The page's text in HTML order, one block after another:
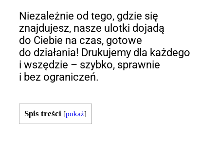
Niezależnie od tego, gdzie się
znajdujesz, nasze ulotki dojadą
do Ciebie na czas, gotowe
do działania! Drukujemy dla każdego
i wszędzie – szybko, sprawnie
i bez ograniczeń.
Spis treści [pokaż]